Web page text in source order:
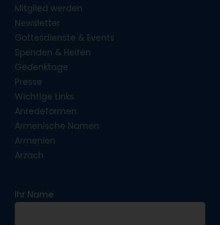
Mitglied werden
Newsletter
Gottesdienste & Events
Spenden & Helfen
Gedenktage
Presse
Wichtige Links
Anredeformen
Armenische Namen
Armenien
Arzach
Ihr Name